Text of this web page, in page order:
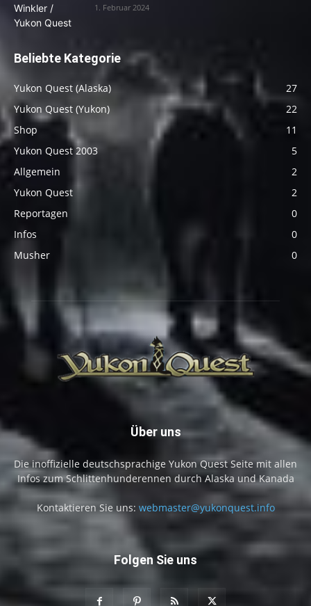
1. Februar 2024
Beliebte Kategorie
Yukon Quest (Alaska)
27
Yukon Quest (Yukon)
22
Shop
11
Yukon Quest 2003
5
Allgemein
2
Yukon Quest
2
Reportagen
0
Infos
0
Musher
0
Über uns
Die inoffizielle deutschsprachige Yukon Quest Seite mit allen
Infos zum Schlittenhunderennen durch Alaska und Kanada
Kontaktieren Sie uns: webmaster@yukonquest.info
Folgen Sie uns